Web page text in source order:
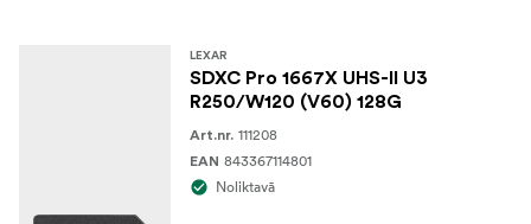
LEXAR
SDXC Pro 1667X UHS-II U3
R250/W120 (V60) 128G
Art.nr. 111208
EAN 843367114801
Noliktavā